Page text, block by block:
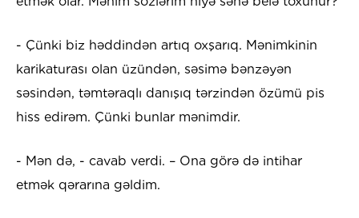
- Çünki biz həddindən artıq oxşarıq. Mənimkinin
karikaturası olan üzündən, səsimə bənzəyən
səsindən, təmtəraqlı danışıq tərzindən özümü pis
hiss edirəm. Çünki bunlar mənimdir.
- Mən də, - cavab verdi. – Ona görə də intihar
etmək qərarına gəldim.